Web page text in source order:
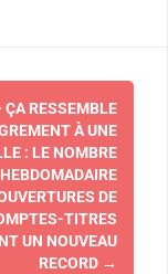
ÇA RESSEMBLE
À UNE
: LE NOMBRE
HEBDOMADAIRE
DE
TITRES
UN NOUVEAU
RECORD →